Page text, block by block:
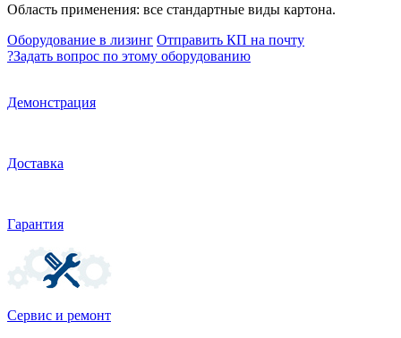
Область применения: все стандартные виды картона.
Оборудование в лизинг Отправить КП на почту
?Задать вопрос по этому оборудованию
Демонстрация
Доставка
Гарантия
Сервис и ремонт